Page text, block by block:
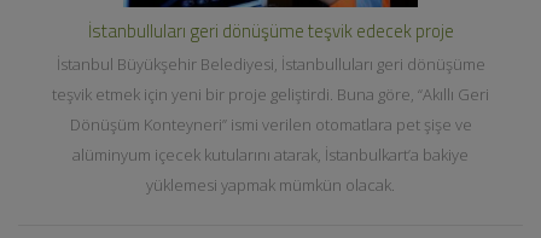
İstanbulluları geri dönüşüme teşvik edecek proje
İstanbul Büyükşehir Belediyesi, İstanbulluları geri dönüşüme
teşvik etmek için yeni bir proje geliştirdi. Buna göre, “Akıllı Geri
Dönüşüm Konteyneri” ismi verilen otomatlara pet şişe ve
alüminyum içecek kutularını atarak, İstanbulkart’a bakiye
yüklemesi yapmak mümkün olacak.